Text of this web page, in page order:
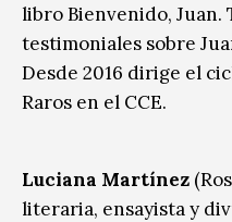
libro Bienvenido, Juan.
testimoniales sobre
Desde 2016 dirige el
Raros en el CCE.
Luciana Martínez
literaria, ensayista y